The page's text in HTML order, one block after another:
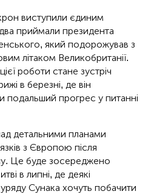
виступили єдиним
приймали президента
який подорожував з
літаком Великобританії.
роботи стане зустріч
в березні, де він
подальший прогрес у питанні
детальними планами
з Європою після
Це буде зосереджено
в липні, де деякі
Сунака хочуть побачити